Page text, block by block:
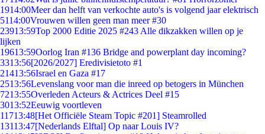
1914:00Meer dan helft van verkochte auto's is volgend jaar elektrisch
5114:00Vrouwen willen geen man meer #30
23913:59Top 2000 Editie 2025 #243 Alle dikzakken willen op je
lijken
19613:59Oorlog Iran #136 Bridge and powerplant day incoming?
3313:56[2026/2027] Eredivisietoto #1
21413:56Israel en Gaza #17
2513:56Levenslang voor man die inreed op betogers in München
7213:55Overleden Acteurs & Actrices Deel #15
3013:52Eeuwig voortleven
11713:48[Het Officiële Steam Topic #201] Steamrolled
13113:47[Nederlands Elftal] Op naar Louis IV?